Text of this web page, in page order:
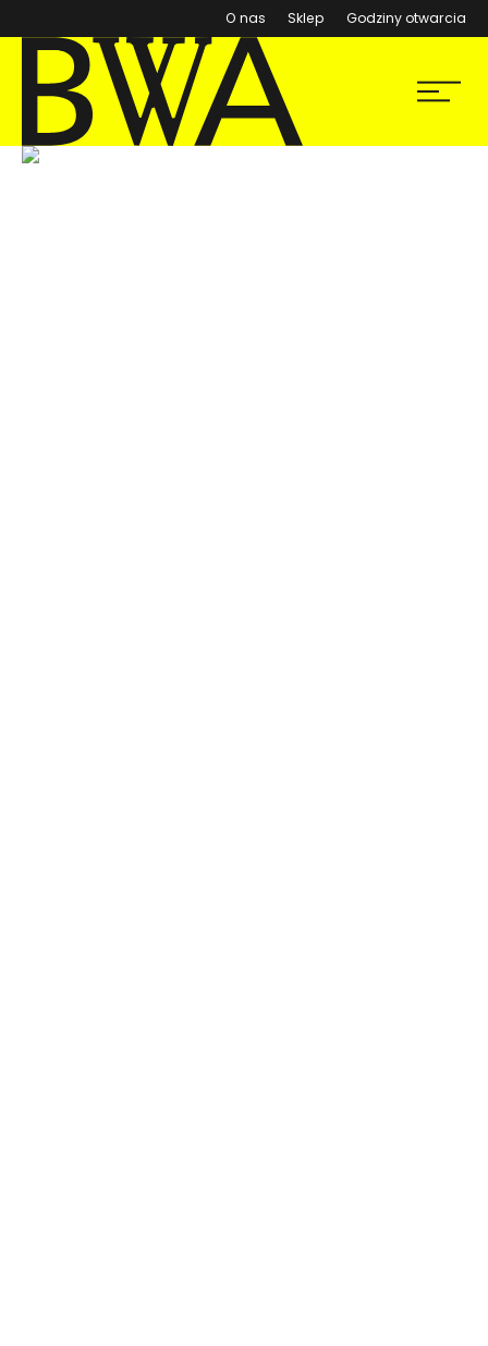
O nas Sklep (otwiera się w nowym
Godziny otwarcia
BWA Wrocław
Galerie Sztuki Współczesnej
Menu